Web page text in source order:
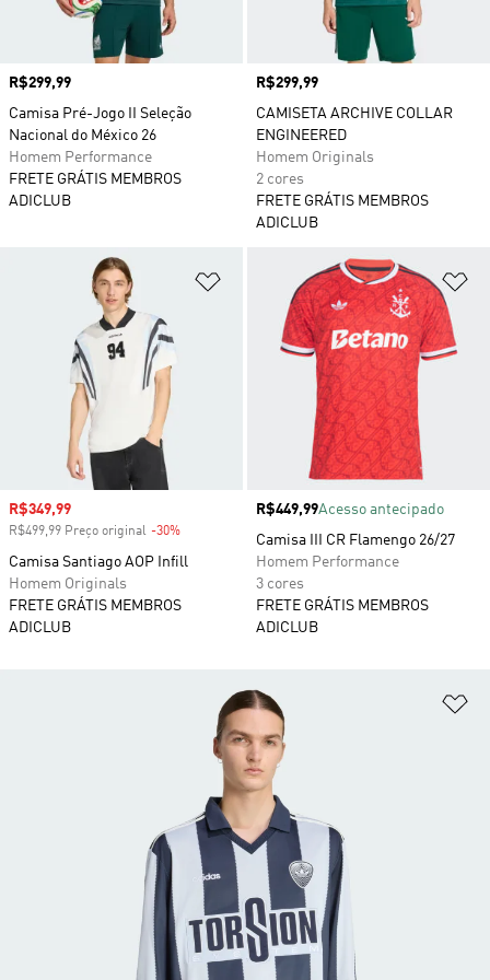
Preço
R$299,99
Camisa Pré-Jogo II Seleção
Nacional do México 26
Homem Performance
FRETE GRÁTIS MEMBROS
ADICLUB
Preço
R$299,99
CAMISETA ARCHIVE COLLAR
ENGINEERED
Homem Originals
2 cores
FRETE GRÁTIS MEMBROS
ADICLUB
Adicionar à Lista de Desejos
Preço com desconto
R$349,99
R$499,99 Preço original -30%
Camisa Santiago AOP Infill
Homem Originals
FRETE GRÁTIS MEMBROS
ADICLUB
Preço
R$449,99Acesso antecipado
Camisa III CR Flamengo 26/27
Homem Performance
3 cores
FRETE GRÁTIS MEMBROS
ADICLUB